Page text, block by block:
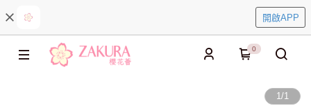
開啟APP
0
1/1